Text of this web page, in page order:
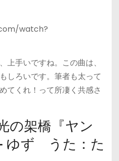
watch?
上手いですね。この曲は、
しろいです。筆者も太って
てくれ！って所凄く共感さ
の架橋『ヤン
ゆず うた：た